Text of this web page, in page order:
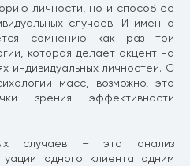
личности, но и способ ее
случаев. И именно
сомнению как раз той
которая делает акцент на
индивидуальных личностей. С
масс, возможно, это
зрения эффективности
случаев – это анализ
одного клиента одним